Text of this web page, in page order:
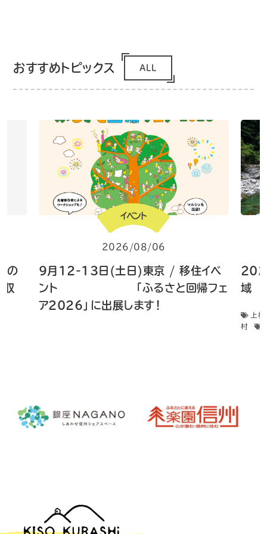
おすすめトピックス ALL
の
収
イベント
2026/08/06
9月12-13日(土日)東京 / 移住イベ
ント 「ふるさと回帰フェ
ア2026」に出展します！
域
上
村